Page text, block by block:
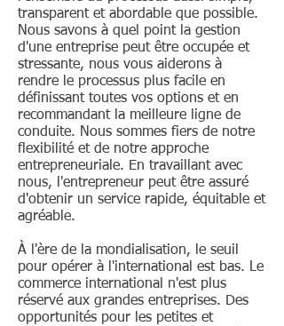
même personne peut agir à la fois
comme administrateur et comme
actionnaire.Dans le cas où le
capital social est inférieur à 15 000
EUR et que la société est une
société à responsabilité limitée, un
notaire sénégalais ne sera pas
nécessairement impliqué dans le
processus de constitution de la
société.
préalable une assemblée générale
constitutive (l'offre publique
d'actions affecte également le
nombre de commissaires aux
comptes requis puisqu'il en faut
deux en cas d'offre publique alors
qu'il n'en faut qu'un en cas il n'y a
pas). Une fois les étapes
précédentes franchies, l'entreprise
doit alors être immatriculée auprès
et du Crédit Mobilier) local.
Lorsque la société a été
enregistrée, un avis doit être placé
dans une revue ou un journal
commerçants. Dakar a un excellent
écosystème de start-up.
transparent et abordable que possible.
Nous savons à quel point la gestion
d'une entreprise peut être occupée et
stressante, nous vous aiderons à
rendre le processus plus facile en
définissant toutes vos options et en
recommandant la meilleure ligne de
conduite. Nous sommes fiers de notre
flexibilité et de notre approche
entrepreneuriale. En travaillant avec
nous, l'entrepreneur peut être assuré
d'obtenir un service rapide, équitable et
agréable.
À l'ère de la mondialisation, le seuil
pour opérer à l'international est bas. Le
commerce international n'est plus
réservé aux grandes entreprises. Des
opportunités pour les petites et